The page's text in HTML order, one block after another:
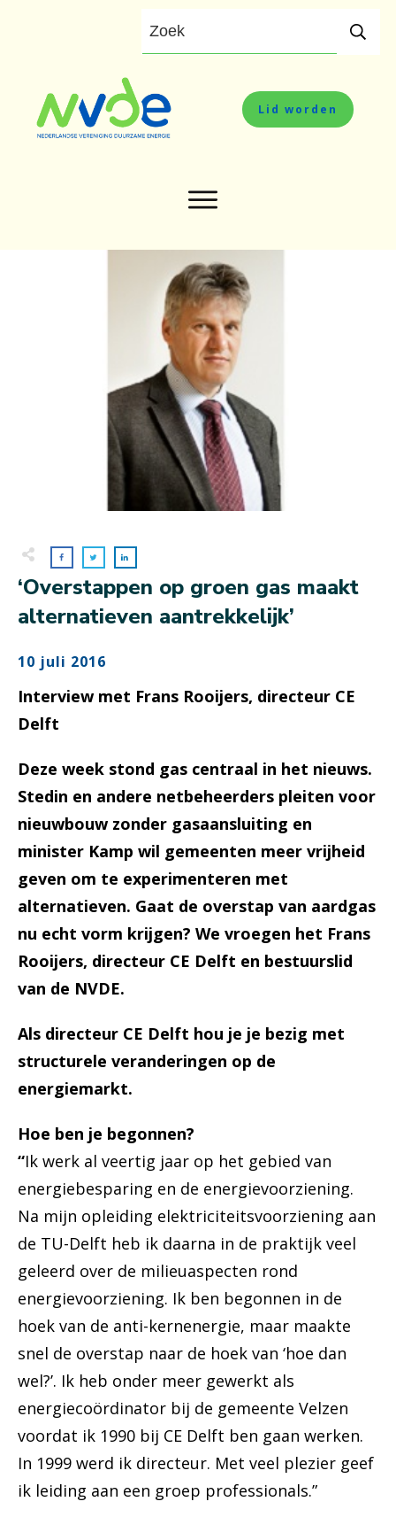
Lid worden
‘Overstappen op groen gas maakt
alternatieven aantrekkelijk’
10 juli 2016
Interview met Frans Rooijers, directeur CE
Delft
Deze week stond gas centraal in het nieuws.
Stedin en andere netbeheerders pleiten voor
nieuwbouw zonder gasaansluiting en
minister Kamp wil gemeenten meer vrijheid
geven om te experimenteren met
alternatieven. Gaat de overstap van aardgas
nu echt vorm krijgen? We vroegen het Frans
Rooijers, directeur CE Delft en bestuurslid
van de NVDE.
Als directeur CE Delft hou je je bezig met
structurele veranderingen op de
energiemarkt.
Hoe ben je begonnen?
“Ik werk al veertig jaar op het gebied van
energiebesparing en de energievoorziening.
Na mijn opleiding elektriciteitsvoorziening aan
de TU-Delft heb ik daarna in de praktijk veel
geleerd over de milieuaspecten rond
energievoorziening. Ik ben begonnen in de
hoek van de anti-kernenergie, maar maakte
snel de overstap naar de hoek van ‘hoe dan
wel?’. Ik heb onder meer gewerkt als
energiecoördinator bij de gemeente Velzen
voordat ik 1990 bij CE Delft ben gaan werken.
In 1999 werd ik directeur. Met veel plezier geef
ik leiding aan een groep professionals.”